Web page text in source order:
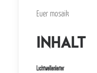
Euer mosaik
Inhalt
Lichtwellenleiter